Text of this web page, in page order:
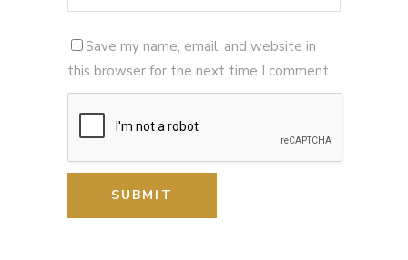
Save my name, email, and website in
this browser for the next time I comment.